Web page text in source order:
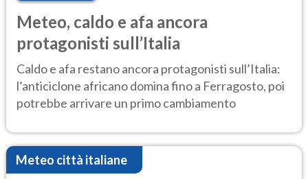
Meteo, caldo e afa ancora
protagonisti sull’Italia
Caldo e afa restano ancora protagonisti sull’Italia:
l’anticiclone africano domina fino a Ferragosto, poi
potrebbe arrivare un primo cambiamento
Meteo città italiane